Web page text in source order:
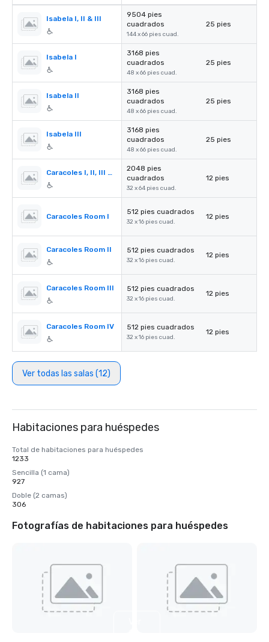
Isabela I, II & III
9504 pies
cuadrados
144 x 66 pies cuad.
25 pies
Isabela I
3168 pies
cuadrados
48 x 66 pies cuad.
25 pies
Isabela II
3168 pies
cuadrados
48 x 66 pies cuad.
25 pies
Isabela III
3168 pies
cuadrados
48 x 66 pies cuad.
25 pies
Caracoles I, II, III & IV
2048 pies
cuadrados
32 x 64 pies cuad.
12 pies
Caracoles Room I
512 pies cuadrados
32 x 16 pies cuad.
12 pies
Caracoles Room II 512 pies cuadrados
32 x 16 pies cuad.
12 pies
Caracoles Room III 512 pies cuadrados
32 x 16 pies cuad.
12 pies
Caracoles Room IV 512 pies cuadrados
32 x 16 pies cuad.
12 pies
Ver todas las salas (12)
Habitaciones para huéspedes
Total de habitaciones para huéspedes
1233
Sencilla (1 cama)
927
Doble (2 camas)
306
Fotografías de habitaciones para huéspedes